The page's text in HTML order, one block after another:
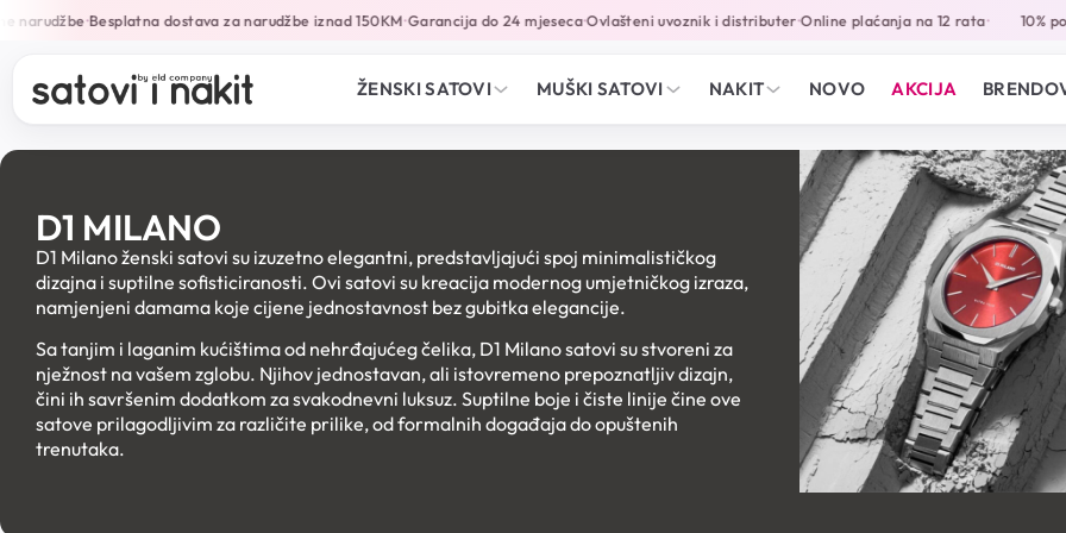
•Besplatna dostava za narudžbe iznad 150KM•Garancija do 24 mjeseca•Ovlašteni uvoznik i distributer•Online plaćanja na 12 rata • 10%
ŽENSKI SATOVI MUŠKI SATOVI NAKIT NOVO AKCIJA
D1 MILANO
D1 Milano ženski satovi su izuzetno elegantni, predstavljajući spoj minimalističkog
dizajna i suptilne sofisticiranosti. Ovi satovi su kreacija modernog umjetničkog izraza,
namjenjeni damama koje cijene jednostavnost bez gubitka elegancije.
Sa tanjim i laganim kućištima od nehrđajućeg čelika, D1 Milano satovi su stvoreni za
nježnost na vašem zglobu. Njihov jednostavan, ali istovremeno prepoznatljiv dizajn,
čini ih savršenim dodatkom za svakodnevni luksuz. Suptilne boje i čiste linije čine ove
satove prilagodljivim za različite prilike, od formalnih događaja do opuštenih
trenutaka.